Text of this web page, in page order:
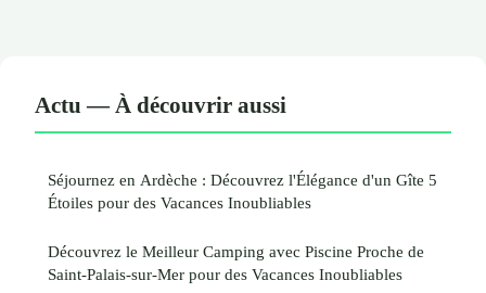
Actu — À découvrir aussi
Séjournez en Ardèche : Découvrez l'Élégance d'un Gîte 5
Étoiles pour des Vacances Inoubliables
Découvrez le Meilleur Camping avec Piscine Proche de
Saint-Palais-sur-Mer pour des Vacances Inoubliables